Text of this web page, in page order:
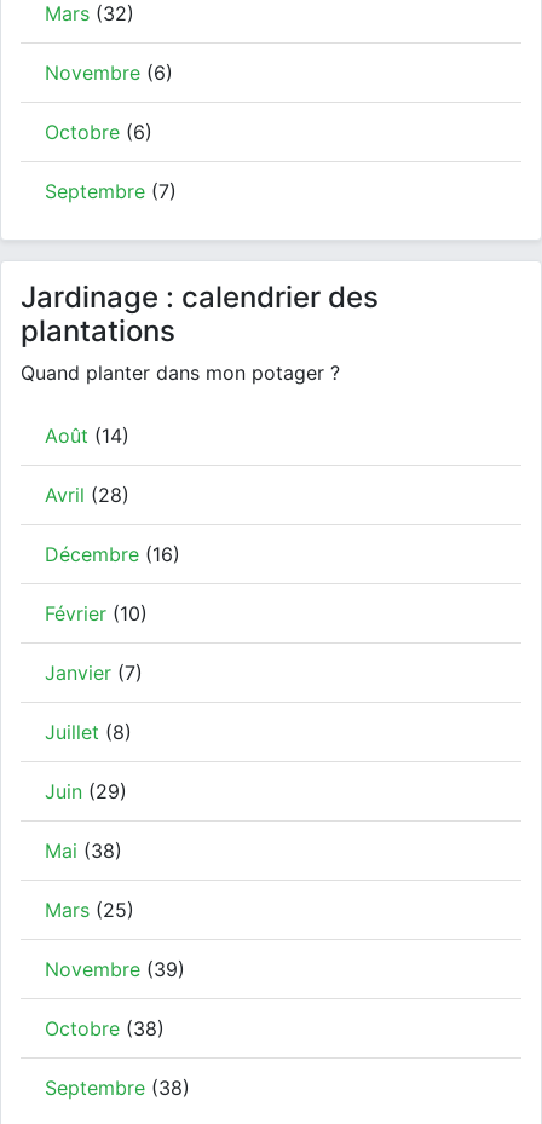
Mars (32)
Novembre (6)
Octobre (6)
Septembre (7)
Jardinage : calendrier des
plantations
Quand planter dans mon potager ?
Août (14)
Avril (28)
Décembre (16)
Février (10)
Janvier (7)
Juillet (8)
Juin (29)
Mai (38)
Mars (25)
Novembre (39)
Octobre (38)
Septembre (38)